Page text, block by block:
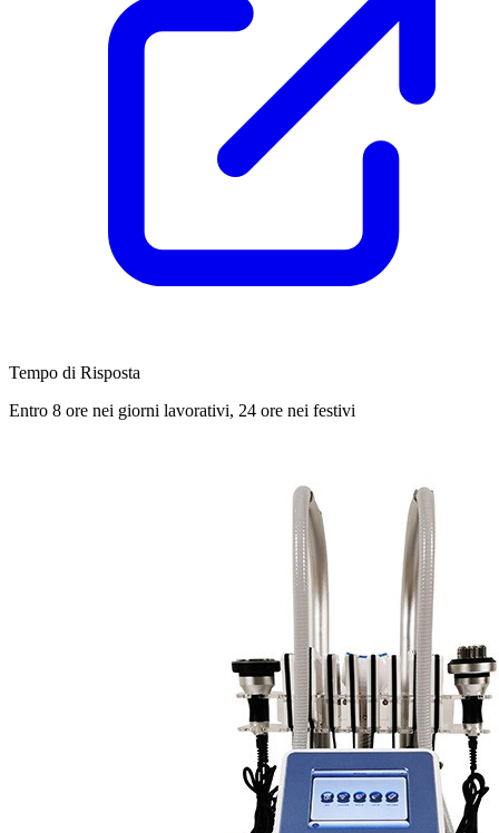
Tempo di Risposta
Entro 8 ore nei giorni lavorativi, 24 ore nei festivi